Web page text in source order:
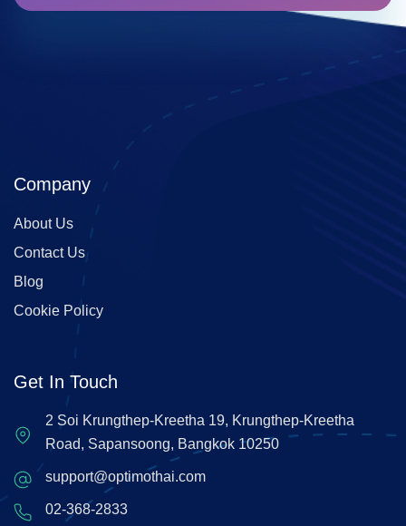
Company
About Us
Contact Us
Blog
Cookie Policy
Get In Touch
2 Soi Krungthep-Kreetha 19, Krungthep-Kreetha
Road, Sapansoong, Bangkok 10250
support@optimothai.com
02-368-2833